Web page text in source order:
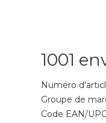
1001
Numéro
Groupe de
Code EAN/